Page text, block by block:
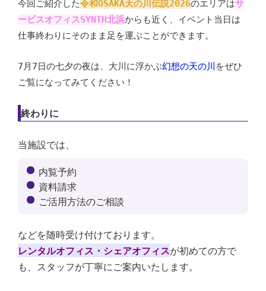
今回ご紹介した令和OSAKA天の川伝説2026のエリアはサ
ービスオフィスSYNTH北浜からも近く、イベント当日は
仕事終わりにそのまま足を運ぶことができます。
7月7日の七夕の夜は、大川に浮かぶ幻想の天の川 をぜひ
ご覧になってみてください！
終わりに
当施設では、
内覧予約
資料請求
ご活用方法のご相談
などを随時受け付けております。
レンタルオフィス・シェアオフィスが初めての方で
も、スタッフが丁寧にご案内いたします。